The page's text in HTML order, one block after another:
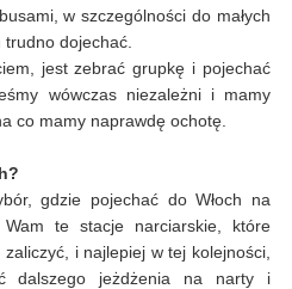
w szczególności do małych
dojechać.
jest zebrać grupkę i pojechać
wówczas niezależni i mamy
co mamy naprawdę ochotę.
gdzie pojechać do Włoch na
te stacje narciarskie, które
i najlepiej w tej kolejności,
dalszego jeżdżenia na narty i